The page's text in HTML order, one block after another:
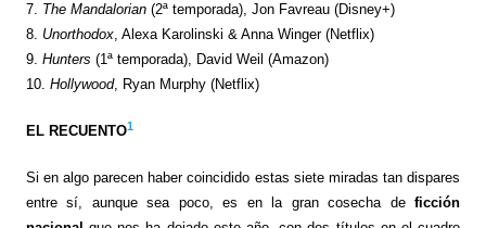
7. The Mandalorian(2ª temporada), Jon Favreau (Disney+)
8. Unorthodox, Alexa Karolinski & Anna Winger (Netflix)
9. Hunters (1ª temporada), David Weil (Amazon)
10. Hollywood, Ryan Murphy (Netflix)
EL RECUENTO1
Si en algo parecen haber coincidido estas siete miradas tan dispares
entre sí, aunque sea poco, es en la gran cosecha deficción